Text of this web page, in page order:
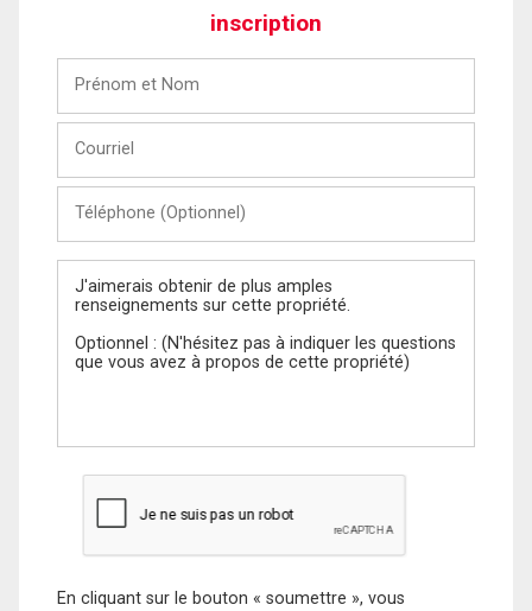
inscription
Nom
(Optionnel)
Message
En cliquant sur le bouton « soumettre », vous